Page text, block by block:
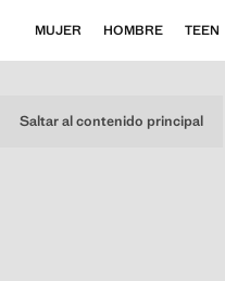
Saltar al contenido principal
MUJER HOMBRE TEEN